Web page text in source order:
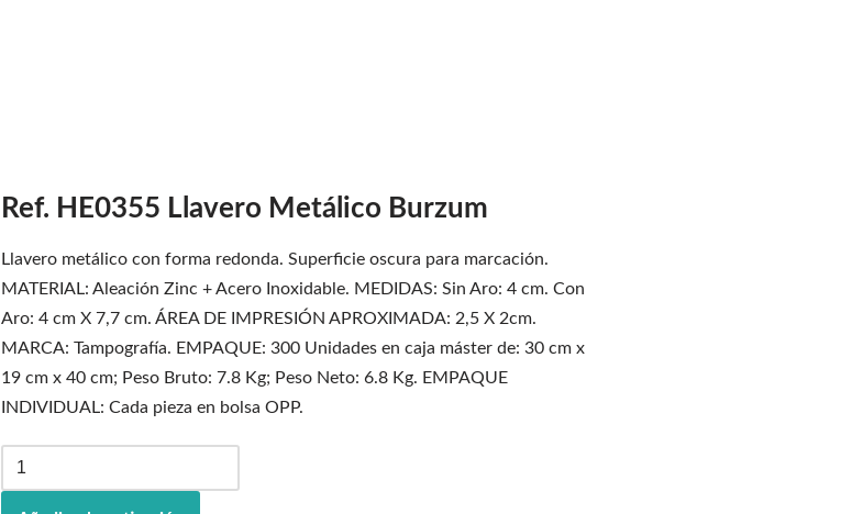
Ref. HE0355 Llavero Metálico Burzum
Llavero metálico con forma redonda. Superficie oscura para marcación.
MATERIAL: Aleación Zinc + Acero Inoxidable. MEDIDAS: Sin Aro: 4 cm. Con
Aro: 4 cm X 7,7 cm. ÁREA DE IMPRESIÓN APROXIMADA: 2,5 X 2cm.
MARCA: Tampografía. EMPAQUE: 300 Unidades en caja máster de: 30 cm x
19 cm x 40 cm; Peso Bruto: 7.8 Kg; Peso Neto: 6.8 Kg. EMPAQUE
INDIVIDUAL: Cada pieza en bolsa OPP.